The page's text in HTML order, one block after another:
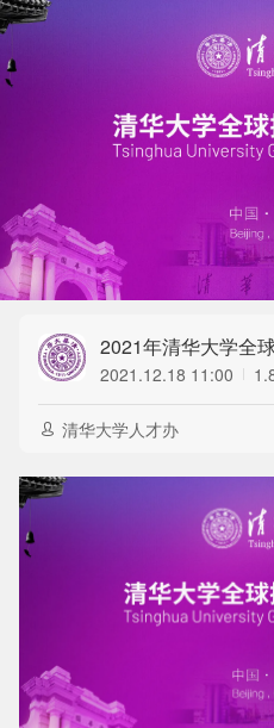
2021年清华大学全
2021.12.18 11:00
清华大学人才办